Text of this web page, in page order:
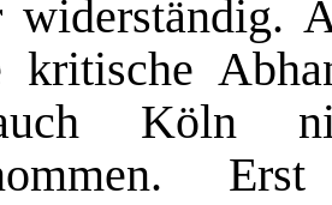
widerständig.
kritische
Köln